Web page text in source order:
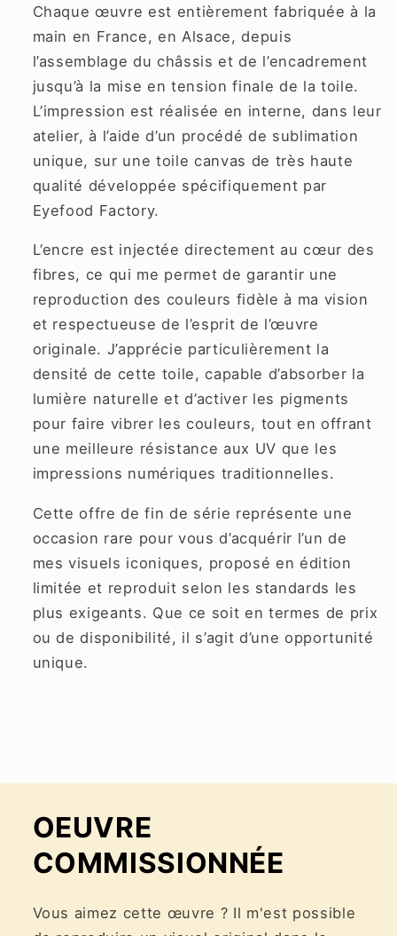
Chaque œuvre est entièrement fabriquée à la
main en France, en Alsace, depuis
l’assemblage du châssis et de l’encadrement
jusqu’à la mise en tension finale de la toile.
L’impression est réalisée en interne, dans leur
atelier, à l’aide d’un procédé de sublimation
unique, sur une toile canvas de très haute
qualité développée spécifiquement par
Eyefood Factory.
L’encre est injectée directement au cœur des
fibres, ce qui me permet de garantir une
reproduction des couleurs fidèle à ma vision
et respectueuse de l’esprit de l’œuvre
originale. J’apprécie particulièrement la
densité de cette toile, capable d’absorber la
lumière naturelle et d’activer les pigments
pour faire vibrer les couleurs, tout en offrant
une meilleure résistance aux UV que les
impressions numériques traditionnelles.
Cette offre de fin de série représente une
occasion rare pour vous d’acquérir l’un de
mes visuels iconiques, proposé en édition
limitée et reproduit selon les standards les
plus exigeants. Que ce soit en termes de prix
ou de disponibilité, il s’agit d’une opportunité
unique.
OEUVRE
COMMISSIONNÉE
Vous aimez cette œuvre ? Il m'est possible